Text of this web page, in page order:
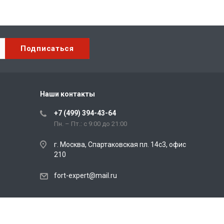
Наши контакты
+7 (499) 394-43-64
Пн. – Пт.: с 9:00 до 21:00
г. Москва, Спартаковская пл. 14с3, офис
210
fort-expert@mail.ru